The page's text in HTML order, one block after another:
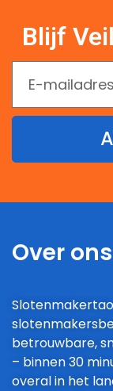
Blijf
Over ons
betrouwbare,
– binnen 30
overal in het